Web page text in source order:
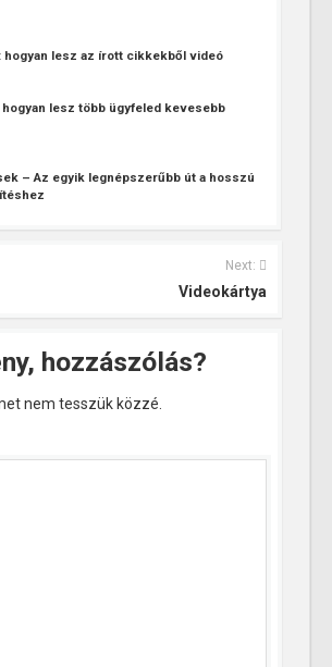
hogyan lesz az írott cikkekből videó
lesz több ügyfeled kevesebb
– Az egyik legnépszerűbb út a hosszú
Next:
Videokártya
hozzászólás?
nem tesszük közzé.